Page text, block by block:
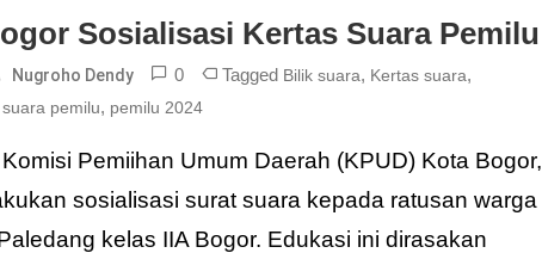
Sosialisasi Kertas Suara Pemilu
Nugroho Dendy 0 Tagged Bilik suara, Kertas suara,
pemilu, pemilu 2024
Komisi Pemiihan Umum Daerah (KPUD) Kota Bogor,
sosialisasi surat suara kepada ratusan warga
kelas IIA Bogor. Edukasi ini dirasakan